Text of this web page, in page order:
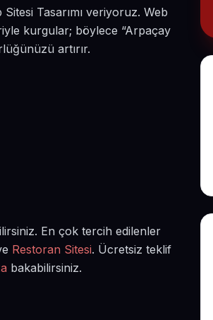
Tasarımı veriyoruz. Web
kurgular; böylece “Arpaçay
artırır.
En çok tercih edilenler
Restoran Sitesi. Ücretsiz teklif
bakabilirsiniz.